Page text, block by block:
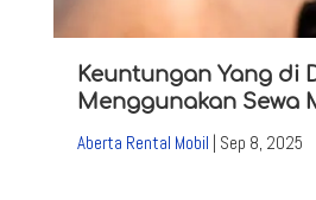
Keuntungan Yang di
Menggunakan Sewa
Aberta Rental Mobil | Sep 8, 2025